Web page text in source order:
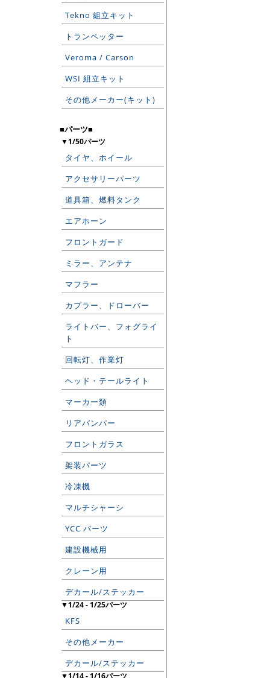
Tekno 組立キット
トランペッター
Veroma / Carson
WSI 組立キット
その他メーカー(キット)
■パーツ■
▼1/50パーツ
タイヤ、ホイール
アクセサリーパーツ
道具箱、燃料タンク
エアホーン
フロントガード
ミラー、アンテナ
マフラー
カプラー、ドローバー
ライトバー、フォグライ
ト
回転灯、作業灯
ヘッド・テールライト
マーカー類
リアバンパー
フロントガラス
架装パーツ
冷凍機
マルチシャーシ
YCC パーツ
建設機械用
クレーン用
デカール/ステッカー
▼1/24 - 1/25パーツ
KFS
その他メーカー
デカール/ステッカー
▼1/14 - 1/16パーツ